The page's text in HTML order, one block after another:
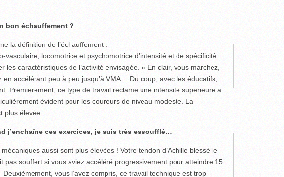
bon échauffement ?
la définition de l’échauffement :
vasculaire, locomotrice et psychomotrice d’intensité et de spécificité
les caractéristiques de l’activité envisagée. » En clair, vous marchez,
en accélérant peu à peu jusqu’à VMA… Du coup, avec les éducatifs,
Premièrement, ce type de travail réclame une intensité supérieure à
évident pour les coureurs de niveau modeste. La
plus élevée…
j’enchaîne ces exercices, je suis très essoufflé…
aussi sont plus élevées ! Votre tendon d’Achille blessé le
pas souffert si vous aviez accéléré progressivement pour atteindre 15
vous l’avez compris, ce travail technique est trop